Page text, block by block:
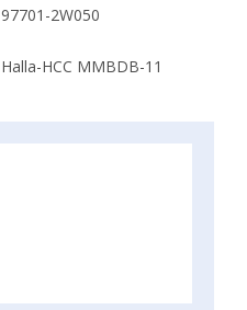
97701-2W050
Halla-HCC MMBDB-11